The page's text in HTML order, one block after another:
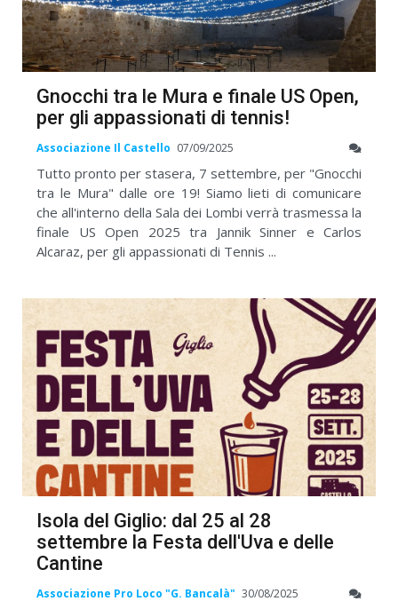
Gnocchi tra le Mura e finale US Open,
per gli appassionati di tennis!
Associazione Il Castello 07/09/2025
Tutto pronto per stasera, 7 settembre, per "Gnocchi
tra le Mura" dalle ore 19! Siamo lieti di comunicare
che all'interno della Sala dei Lombi verrà trasmessa la
finale US Open 2025 tra Jannik Sinner e Carlos
Alcaraz, per gli appassionati di Tennis ...
Isola del Giglio: dal 25 al 28
settembre la Festa dell'Uva e delle
Cantine
Associazione Pro Loco "G. Bancalà" 30/08/2025